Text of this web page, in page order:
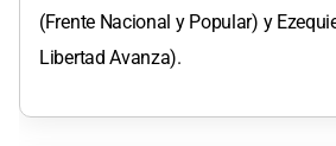
(Frente Nacional y Popular) y
Libertad Avanza).